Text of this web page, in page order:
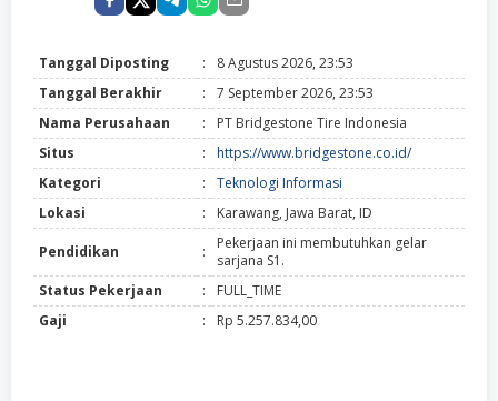
Tanggal Diposting :
8 Agustus 2026, 23:53
Tanggal Berakhir
:
7 September 2026, 23:53
Nama Perusahaan
:
PT Bridgestone Tire Indonesia
Situs
:
https://www.bridgestone.co.id/
Kategori
:
Teknologi Informasi
Lokasi
: Karawang, Jawa Barat, ID
Pendidikan :
Pekerjaan ini membutuhkan gelar
sarjana S1.
Status Pekerjaan
:
FULL_TIME
Gaji
: Rp 5.257.834,00